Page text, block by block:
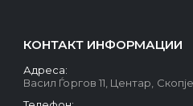
КОНТАКТ ИНФОРМАЦИИ
Адреса:
Васил Ѓоргов 11, Центар, Скопје